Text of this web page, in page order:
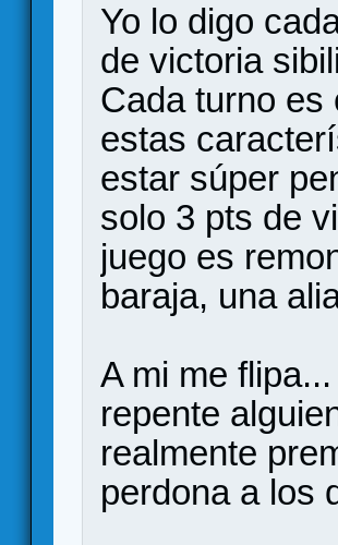
Yo lo digo
de victoria
Cada turno es
estas
estar súper
solo 3 pts de
juego es
baraja, una
A mi me
repente
realmente
perdona a los